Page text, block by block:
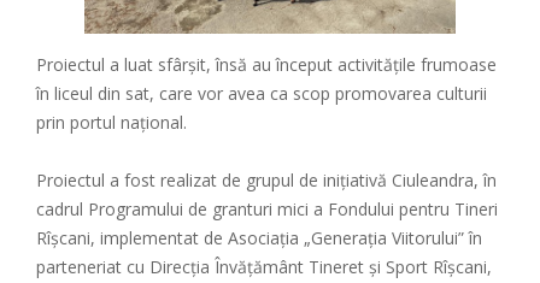
Proiectul a luat sfârșit, însă au început activitățile frumoase
în liceul din sat, care vor avea ca scop promovarea culturii
prin portul național.
Proiectul a fost realizat de grupul de inițiativă Ciuleandra, în
cadrul Programului de granturi mici a Fondului pentru Tineri
Rîșcani, implementat de Asociația „Generația Viitorului” în
parteneriat cu Direcția Învățământ Tineret și Sport Rîșcani,